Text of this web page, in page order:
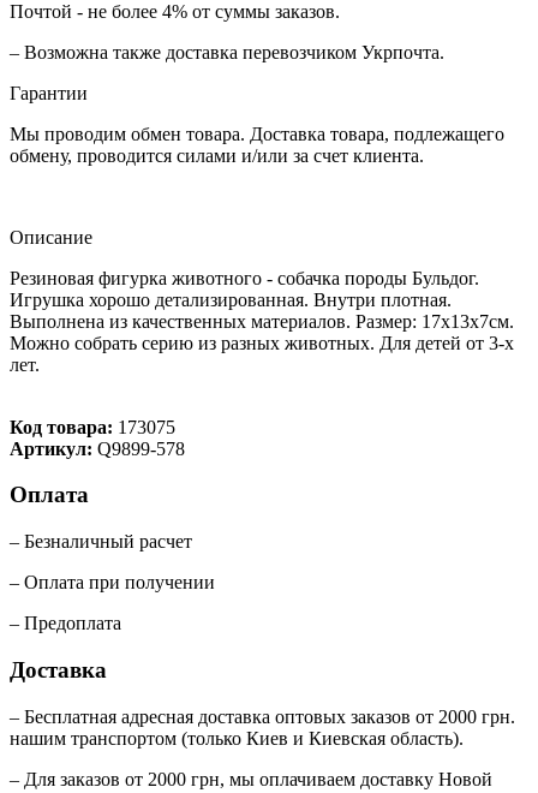
Почтой - не более 4% от суммы заказов.
– Возможна также доставка перевозчиком Укрпочта.
Гарантии
Мы проводим обмен товара. Доставка товара, подлежащего
обмену, проводится силами и/или за счет клиента.
Описание
Резиновая фигурка животного - собачка породы Бульдог.
Игрушка хорошо детализированная. Внутри плотная.
Выполнена из качественных материалов. Размер: 17х13х7см.
Можно собрать серию из разных животных. Для детей от 3-х
лет.
Код товара: 173075
Артикул: Q9899-578
Оплата
– Безналичный расчет
– Оплата при получении
– Предоплата
Доставка
– Бесплатная адресная доставка оптовых заказов от 2000 грн.
нашим транспортом (только Киев и Киевская область).
– Для заказов от 2000 грн, мы оплачиваем доставку Новой